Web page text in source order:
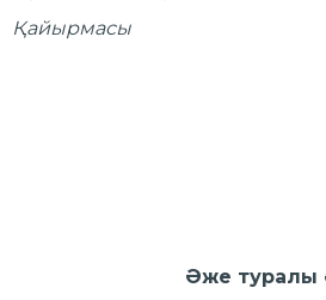
Қайырмасы
Әже туралы